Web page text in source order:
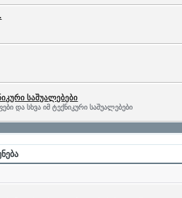
საშუალებები
და სხვა იმ ტექნიკური საშუალებები